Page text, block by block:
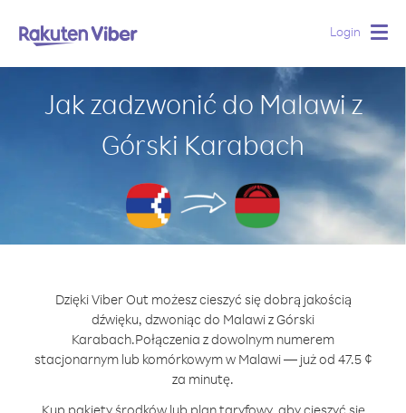
Login
Jak zadzwonić do Malawi z
Górski Karabach
Dzięki Viber Out możesz cieszyć się dobrą jakością
dźwięku, dzwoniąc do Malawi z Górski
Karabach.Połączenia z dowolnym numerem
stacjonarnym lub komórkowym w Malawi — już od 47.5 ¢
za minutę.